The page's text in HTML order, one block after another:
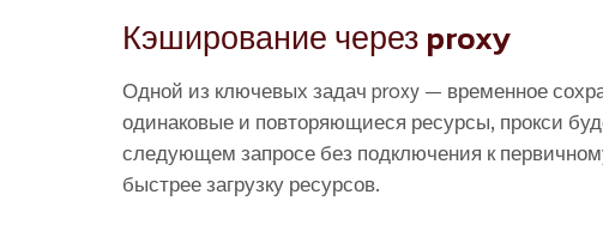
Кэширование через proxy
Одной из ключевых задач proxy — временное
одинаковые и повторяющиеся ресурсы, прокси
следующем запросе без подключения к
быстрее загрузку ресурсов.